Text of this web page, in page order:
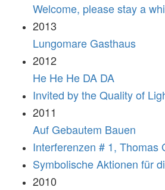
Welcome, please stay a
2013
Lungomare Gasthaus
2012
He He He DA DA
Invited by the Quality of
2011
Auf Gebautem Bauen
Interferenzen # 1, Thomas
Symbolische Aktionen für
2010